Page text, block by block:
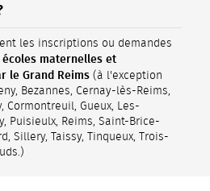
les inscriptions ou demandes
écoles maternelles et
le Grand Reims (à l'exception
Bezannes, Cernay-lès-Reims,
Cormontreuil, Gueux, Les-
Puisieulx, Reims, Saint-Brice-
Sillery, Taissy, Tinqueux, Trois-